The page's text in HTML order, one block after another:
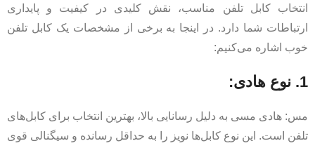
انتخاب کابل تلفن مناسب، نقش کلیدی در کیفیت و پایداری
ارتباطات شما دارد. در اینجا به برخی از مشخصات یک کابل تلفن
خوب اشاره می‌کنیم:
1. نوع هادی:
مس: هادی مسی به دلیل رسانایی بالا، بهترین انتخاب برای کابل‌های
تلفن است. این نوع کابل‌ها نویز را به حداقل رسانده و سیگنالی قوی